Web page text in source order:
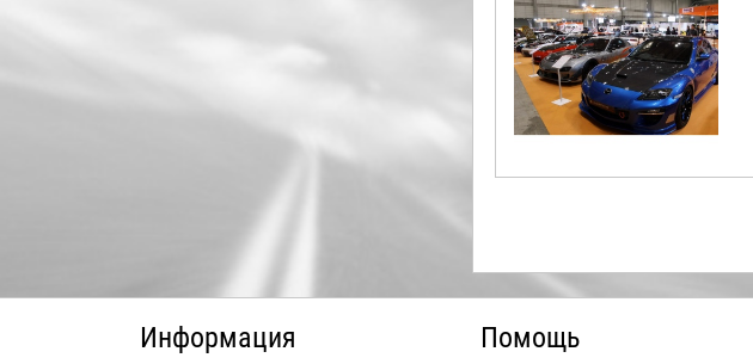
Информация Помощь